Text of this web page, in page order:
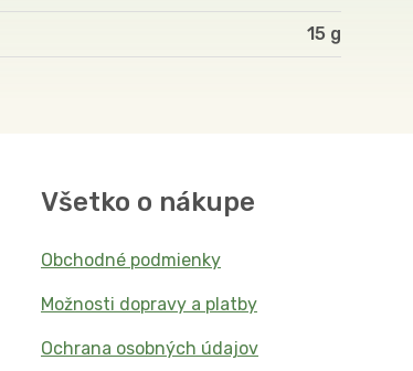
15
Všetko o nákupe
Obchodné podmienky
Možnosti dopravy a platby
Ochrana osobných údajov